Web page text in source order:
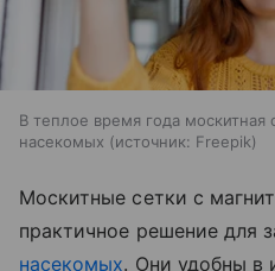
В теплое время года москитная
насекомых
источник: Freepik
Москитные сетки с
практичное решение для
насекомых. Они удобны в